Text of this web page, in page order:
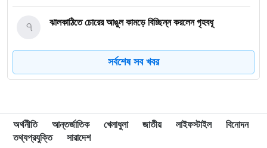
ঝালকাঠিতে চোরের আঙুল কামড়ে বিচ্ছিন্ন করলেন গৃহবধূ
৭
ছাত্রকে দিয়ে এইচএসসির খাতা মূল্যায়নের অভিযাগে শিক্ষক বরখাস্ত
৮
৯
সর্বশেষ সব খবর
অর্থনীতি আন্তর্জাতিক খেলাধুলা জাতীয় লাইফস্টাইল
বিনোদন
তথ্যপ্রযুক্তি
সারাদেশ